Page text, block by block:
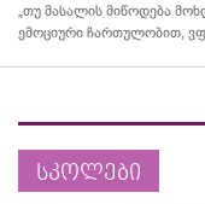
„თუ მასალის მიწოდება
ემოციური ჩართულობით,
სკოლები